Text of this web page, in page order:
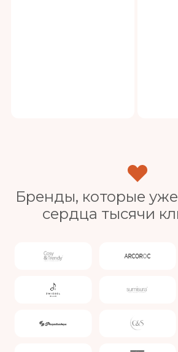
Бренды, которые
сердца тысячи